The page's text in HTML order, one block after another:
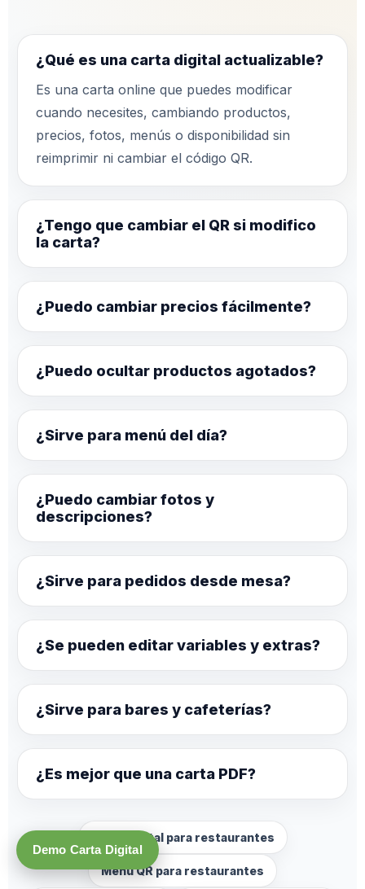
¿Qué es una carta digital actualizable?
Es una carta online que puedes modificar
cuando necesites, cambiando productos,
precios, fotos, menús o disponibilidad sin
reimprimir ni cambiar el código QR.
¿Tengo que cambiar el QR si modifico
la carta?
¿Puedo cambiar precios fácilmente?
¿Puedo ocultar productos agotados?
¿Sirve para menú del día?
¿Puedo cambiar fotos y
descripciones?
¿Sirve para pedidos desde mesa?
¿Se pueden editar variables y extras?
¿Sirve para bares y cafeterías?
¿Es mejor que una carta PDF?
Carta digital para restaurantes
Menú QR para restaurantes
Demo Carta Digital